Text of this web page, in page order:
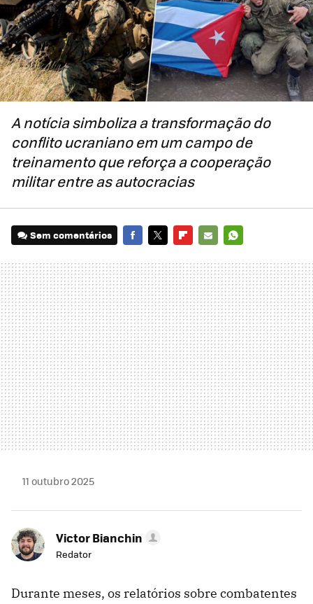
A notícia simboliza a transformação do
conflito ucraniano em um campo de
treinamento que reforça a cooperação
militar entre as autocracias
Sem comentários
MAIL
11 outubro 2025
Victor Bianchin
Redator
Durante meses, os relatórios sobre combatentes